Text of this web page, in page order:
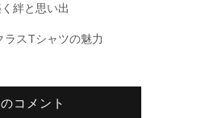
絆と思い出
ラスTシャツの魅力
コメント